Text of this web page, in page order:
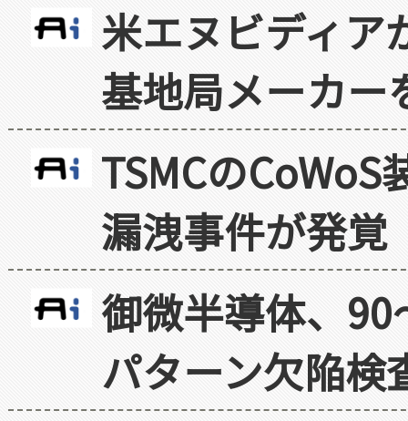
米エヌビディア
基地局メーカー
TSMCの
漏洩事件が発覚
御微半導体、
パターン欠陥検